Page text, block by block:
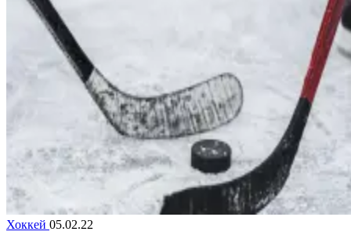
Хоккей 05.02.22